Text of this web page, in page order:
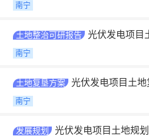
南宁
土地整治可研报告 光伏发电项目
南宁
土地复垦方案 光伏发电项目土地
南宁
发展规划 光伏发电项目土地规划